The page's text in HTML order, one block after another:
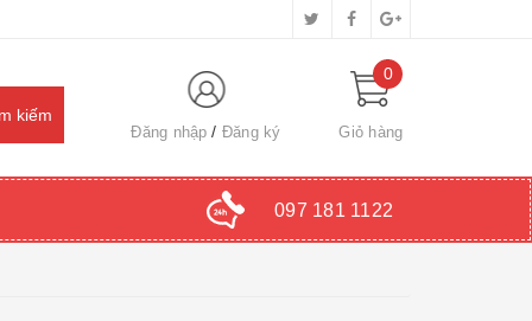
Đăng nhập Đăng ký
0
Giỏ hàng
097 181 1122